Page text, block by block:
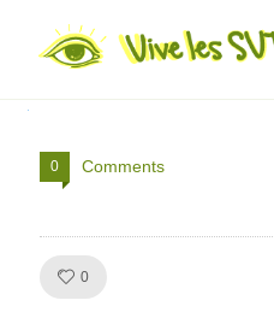
logo calaméo
0 Comments
0